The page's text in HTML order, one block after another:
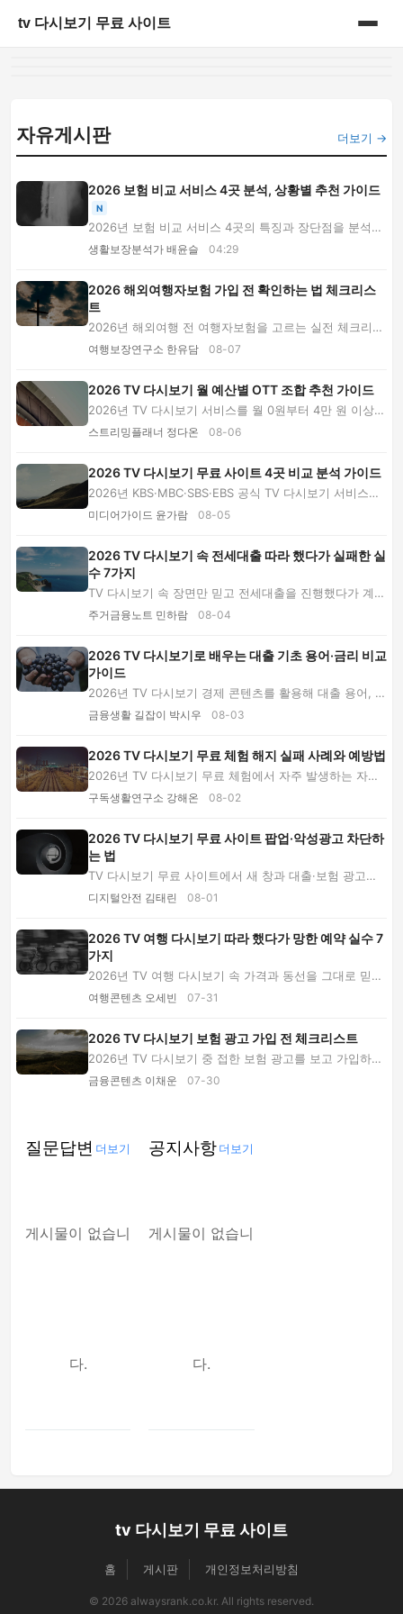
tv 다시보기 무료 사이트
안구정화
일상
자유게시판
2026 보험 비교 서비스 4곳 분석, 상황별 추천 가이드
N
2026년 보험 비교 서비스 4곳의 특징과 장단점을 분석합
니다. 자동차·여행·건강보험별 추천부터 보험료,...
생활보장분석가 배윤슬 04:29
2026 해외여행자보험 가입 전 확인하는 법 체크리스
트
2026년 해외여행 전 여행자보험을 고르는 실전 체크리스
트입니다. 해외 의료비, 휴대품 도난, 항공 지연...
여행보장연구소 한유담 08-07
2026 TV 다시보기 월 예산별 OTT 조합 추천 가이드
2026년 TV 다시보기 서비스를 월 0원부터 4만 원 이상까
지 예산별로 비교합니다. 공식 무료관, 1인·가족...
스트리밍플래너 정다온 08-06
2026 TV 다시보기 무료 사이트 4곳 비교 분석 가이드
2026년 KBS·MBC·SBS·EBS 공식 TV 다시보기 서비스를
무료 범위, 콘텐츠, 이용권, 주의사항별로 비교하고...
미디어가이드 윤가람 08-05
2026 TV 다시보기 속 전세대출 따라 했다가 실패한 실
수 7가지
TV 다시보기 속 장면만 믿고 전세대출을 진행했다가 계약
금, 금리, 보증보험에서 손해 본 사례를 분석합...
주거금융노트 민하람 08-04
2026 TV 다시보기로 배우는 대출 기초 용어·금리 비교
가이드
2026년 TV 다시보기 경제 콘텐츠를 활용해 대출 용어, 금
리, 상환 방식, LTV·DSR을 배우는 초보자 가이...
금융생활 길잡이 박시우 08-03
2026 TV 다시보기 무료 체험 해지 실패 사례와 예방법
2026년 TV 다시보기 무료 체험에서 자주 발생하는 자동
결제, 해지 착오, 계정 공유, 가짜 결제창 실패 ...
구독생활연구소 강해온 08-02
2026 TV 다시보기 무료 사이트 팝업·악성광고 차단하
는 법
TV 다시보기 무료 사이트에서 새 창과 대출·보험 광고가
반복될 때 원인을 구분하고, 스마트폰·PC·스마...
디지털안전 김태린 08-01
2026 TV 여행 다시보기 따라 했다가 망한 예약 실수 7
가지
2026년 TV 여행 다시보기 속 가격과 동선을 그대로 믿었
다가 생기는 예약 실패 7가지를 소개합니다. 무...
여행콘텐츠 오세빈 07-31
2026 TV 다시보기 보험 광고 가입 전 체크리스트
2026년 TV 다시보기 중 접한 보험 광고를 보고 가입하기
전 확인할 보장 중복, 갱신 여부, 총보험료, 면...
금융콘텐츠 이채운 07-30
더보기 →
질문답변
게시물이 없습니
다.
더보기 공지사항
게시물이 없습니
다.
더보기
tv 다시보기 무료 사이트
홈 게시판 개인정보처리방침
© 2026 alwaysrank.co.kr. All rights reserved.